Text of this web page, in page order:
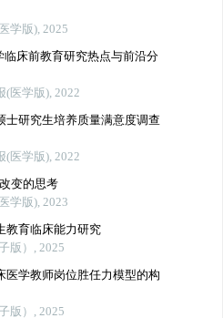
学版), 2025
临床前教育研究热点与前沿分
(医学版), 2022
士研究生培养质量满意度调查
(医学版), 2022
变的思考
学版), 2023
教育临床能力研究
版）, 2025
医学教师岗位胜任力模型的构
版）, 2025